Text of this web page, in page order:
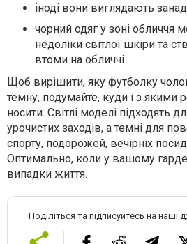
іноді вони виглядають
чорний одяг у зоні обличчя
недоліки світлої шкіри та
втоми на обличчі.
Щоб вирішити, яку футболку
темну, подумайте, куди і з якими
носити. Світлі моделі підходять
урочистих заходів, а темні для
спорту, подорожей, вечірніх
Оптимально, коли у вашому
випадки життя.
Поділіться та підписуйтесь на наші